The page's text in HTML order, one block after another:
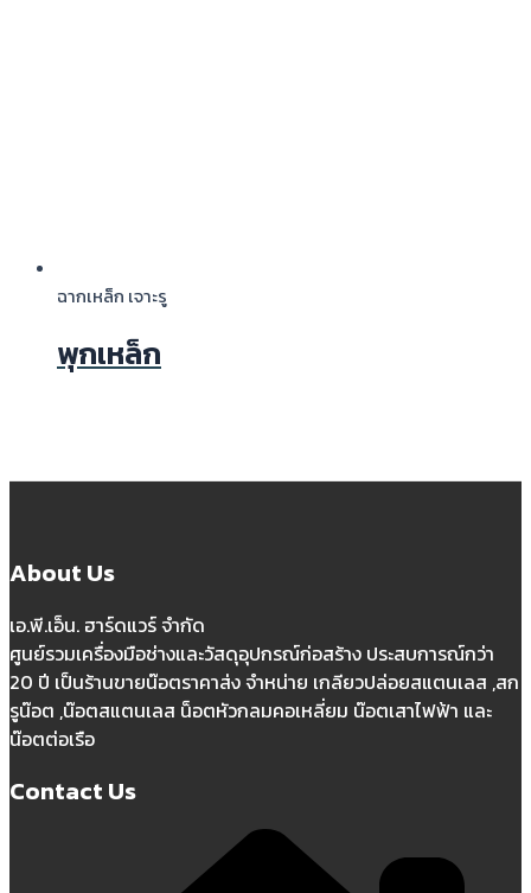
ฉากเหล็ก เจาะรู
พุกเหล็ก
About Us
เอ.พี.เอ็น. ฮาร์ดแวร์ จำกัด
ศูนย์รวมเครื่องมือช่างและวัสดุอุปกรณ์ก่อสร้าง ประสบการณ์กว่า
20 ปี เป็นร้านขายน๊อตราคาส่ง จำหน่าย เกลียวปล่อยสแตนเลส ,สก
รูน๊อต ,น๊อตสแตนเลส น็อตหัวกลมคอเหลี่ยม น๊อตเสาไฟฟ้า และ
น๊อตต่อเรือ
Contact Us